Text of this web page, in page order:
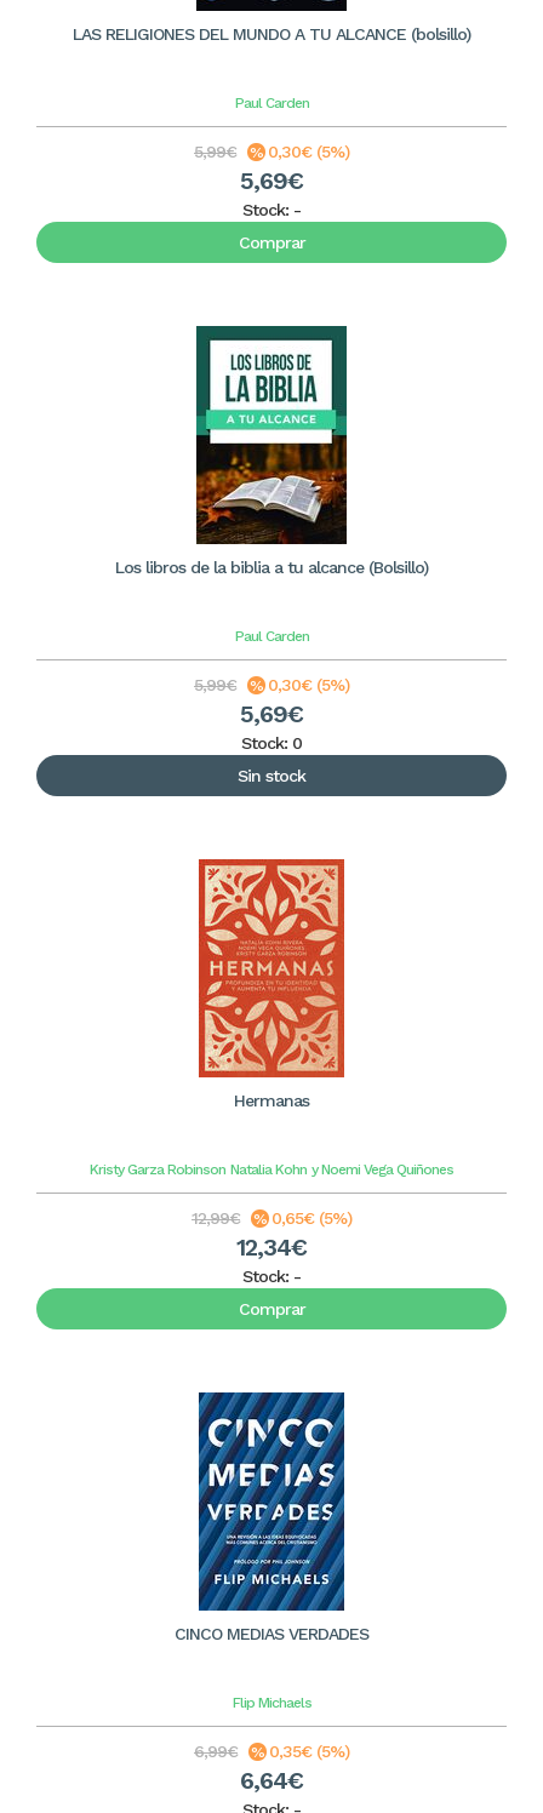
LAS RELIGIONES DEL MUNDO A TU ALCANCE (bolsillo)
Paul Carden
5,99€ 0,30€ (5%)
5,69€
Stock: -
Comprar
Los libros de la biblia a tu alcance (Bolsillo)
Paul Carden
5,99€ 0,30€ (5%)
5,69€
Stock: 0
Sin stock
Hermanas
Kristy Garza Robinson Natalia Kohn y Noemi Vega Quiñones
12,99€ 0,65€ (5%)
12,34€
Stock: -
Comprar
CINCO MEDIAS VERDADES
Flip Michaels
6,99€ 0,35€ (5%)
6,64€